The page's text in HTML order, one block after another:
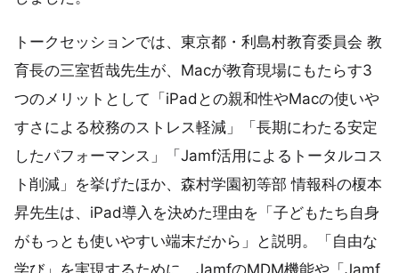
トークセッションでは、東京都・利島村教育委員会 教
育長の三室哲哉先生が、Macが教育現場にもたらす3
つのメリットとして「iPadとの親和性やMacの使いや
すさによる校務のストレス軽減」「長期にわたる安定
したパフォーマンス」「Jamf活用によるトータルコス
ト削減」を挙げたほか、森村学園初等部 情報科の榎本
昇先生は、iPad導入を決めた理由を「子どもたち自身
がもっとも使いやすい端末だから」と説明。「自由な
学び」を実現するために、JamfのMDM機能や「Jamf